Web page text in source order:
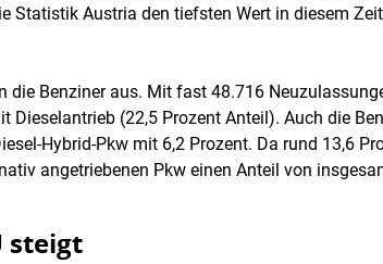
Statistik Austria den tiefsten Wert in diesem
die Benziner aus. Mit fast 48.716
Dieselantrieb (22,5 Prozent Anteil). Auch die
Hybrid-Pkw mit 6,2 Prozent. Da rund 13,6
angetriebenen Pkw einen Anteil von
steigt